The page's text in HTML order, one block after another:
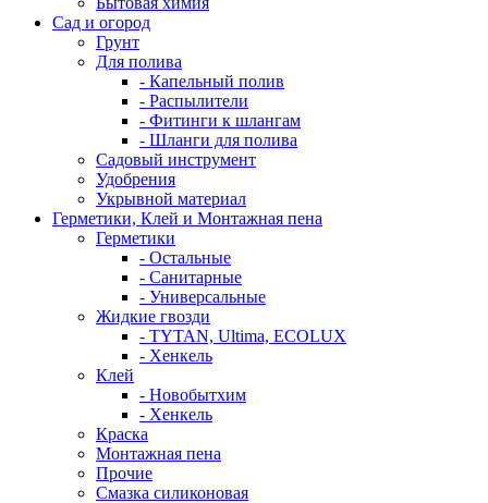
Сад и огород
Грунт
Для полива
- Капельный полив
- Распылители
- Фитинги к шлангам
- Шланги для полива
Садовый инструмент
Удобрения
Укрывной материал
Герметики, Клей и Монтажная пена
Герметики
- Остальные
- Санитарные
- Универсальные
Жидкие гвозди
- TYTAN, Ultima, ECOLUX
- Хенкель
Клей
- Новобытхим
- Хенкель
Краска
Монтажная пена
Прочие
Смазка силиконовая